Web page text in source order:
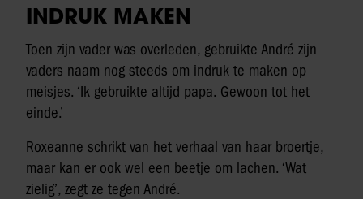
INDRUK MAKEN
Toen zijn vader was overleden, gebruikte André zijn
vaders naam nog steeds om indruk te maken op
meisjes. ‘Ik gebruikte altijd papa. Gewoon tot het
einde.’
Roxeanne schrikt van het verhaal van haar broertje,
maar kan er ook wel een beetje om lachen. ‘Wat
zielig’, zegt ze tegen André.